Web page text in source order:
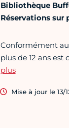
Bibliothèque
Réservations sur
Conformément
plus de 12 ans
plus
Mise à jour le 13/